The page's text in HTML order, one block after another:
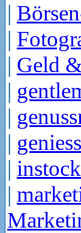
|
|
| Geld
|
|
|
|
|